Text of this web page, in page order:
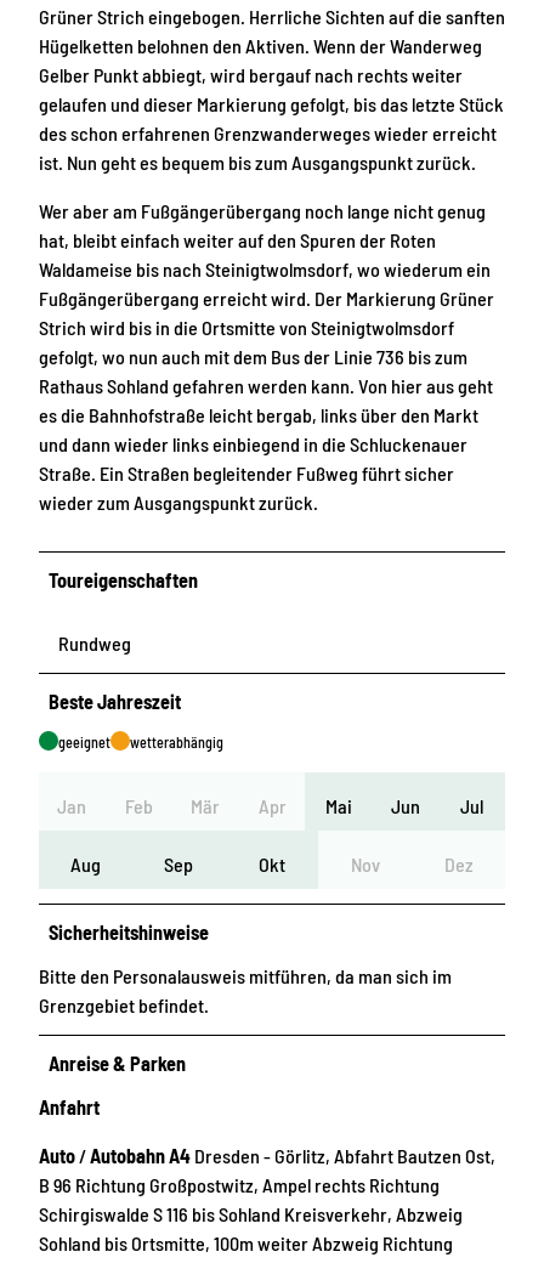
Grüner Strich eingebogen. Herrliche Sichten auf die sanften
Hügelketten belohnen den Aktiven. Wenn der Wanderweg
Gelber Punkt abbiegt, wird bergauf nach rechts weiter
gelaufen und dieser Markierung gefolgt, bis das letzte Stück
des schon erfahrenen Grenzwanderweges wieder erreicht
ist. Nun geht es bequem bis zum Ausgangspunkt zurück.
Wer aber am Fußgängerübergang noch lange nicht genug
hat, bleibt einfach weiter auf den Spuren der Roten
Waldameise bis nach Steinigtwolmsdorf, wo wiederum ein
Fußgängerübergang erreicht wird. Der Markierung Grüner
Strich wird bis in die Ortsmitte von Steinigtwolmsdorf
gefolgt, wo nun auch mit dem Bus der Linie 736 bis zum
Rathaus Sohland gefahren werden kann. Von hier aus geht
es die Bahnhofstraße leicht bergab, links über den Markt
und dann wieder links einbiegend in die Schluckenauer
Straße. Ein Straßen begleitender Fußweg führt sicher
wieder zum Ausgangspunkt zurück.
Toureigenschaften
Rundweg
Beste Jahreszeit
geeignet wetterabhängig
Jan Feb Mär Apr Mai Jun Jul
Aug Sep Okt Nov Dez
Sicherheitshinweise
Bitte den Personalausweis mitführen, da man sich im
Grenzgebiet befindet.
Anreise & Parken
Anfahrt
Auto/Autobahn A4 Dresden - Görlitz, Abfahrt Bautzen Ost,
B 96 Richtung Großpostwitz, Ampel rechts Richtung
Schirgiswalde S 116 bis Sohland Kreisverkehr, Abzweig
Sohland bis Ortsmitte, 100m weiter Abzweig Richtung